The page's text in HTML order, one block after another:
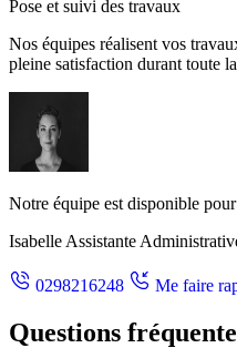
Pose et suivi des travaux
Nos équipes réalisent vos
pleine satisfaction durant toute
Notre équipe est disponible
Isabelle Assistante
0298216248 Me faire
Questions